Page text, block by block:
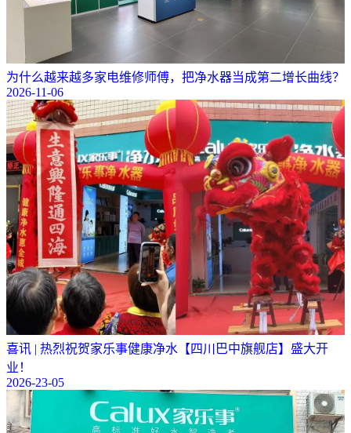
为什么越来越多家电维修师傅，把净水器当成第二增长曲线？
2026-11-06
喜讯 | 热烈祝贺家乐事健康净水【四川巴中旗舰店】盛大开
业！
2026-23-05